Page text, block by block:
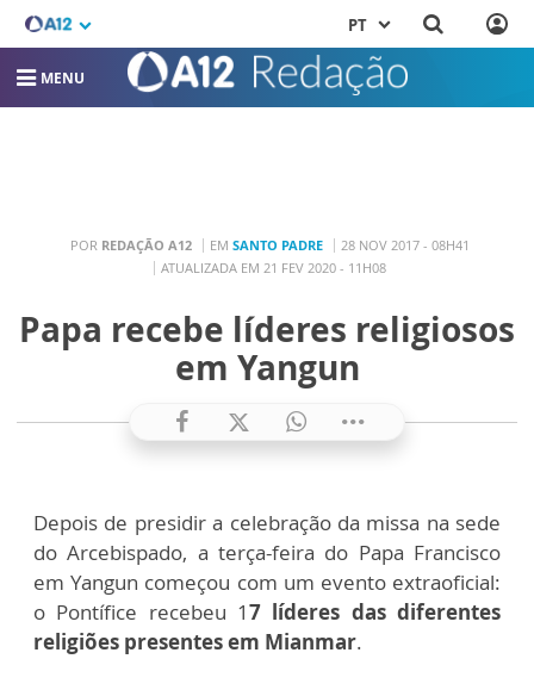
PT
MENU
POR REDAÇÃO A12 EM SANTO PADRE
28 NOV 2017 - 08H41
ATUALIZADA EM 21 FEV 2020 - 11H08
Papa recebe líderes religiosos
em Yangun
Depois de presidir a celebração da missa na sede
do Arcebispado, a terça-feira do Papa Francisco
em Yangun começou com um evento extraoficial:
o Pontífice recebeu 17 líderes das diferentes
religiões presentes em Mianmar.